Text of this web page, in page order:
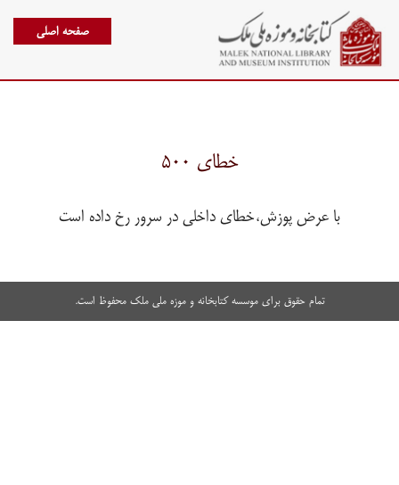
صفحه اصلی
خطای ۵۰۰
با عرض پوزش،خطای داخلی در سرور رخ داده است
تمام حقوق برای موسسه کتابخانه و موزه ملی ملک محفوظ است.